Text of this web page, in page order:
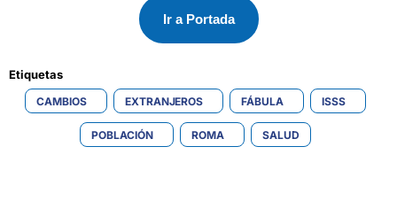
Ir a Portada
Etiquetas
CAMBIOS EXTRANJEROS FÁBULA ISSS
POBLACIÓN ROMA SALUD